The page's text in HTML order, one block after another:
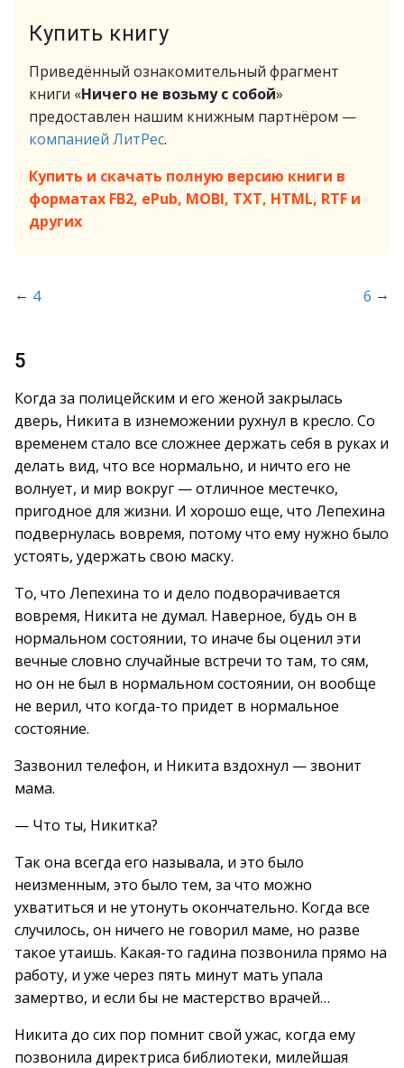
Купить книгу
Приведённый ознакомительный фрагмент
книги «Ничего не возьму с собой»
предоставлен нашим книжным партнёром —
компанией ЛитРес.
Купить и скачать полную версию книги в
форматах FB2, ePub, MOBI, TXT, HTML, RTF и
других
← 4 6 →
5
Когда за полицейским и его женой закрылась
дверь, Никита в изнеможении рухнул в кресло. Со
временем стало все сложнее держать себя в руках и
делать вид, что все нормально, и ничто его не
волнует, и мир вокруг — отличное местечко,
пригодное для жизни. И хорошо еще, что Лепехина
подвернулась вовремя, потому что ему нужно было
устоять, удержать свою маску.
То, что Лепехина то и дело подворачивается
вовремя, Никита не думал. Наверное, будь он в
нормальном состоянии, то иначе бы оценил эти
вечные словно случайные встречи то там, то сям,
но он не был в нормальном состоянии, он вообще
не верил, что когда-то придет в нормальное
состояние.
Зазвонил телефон, и Никита вздохнул — звонит
мама.
— Что ты, Никитка?
Так она всегда его называла, и это было
неизменным, это было тем, за что можно
ухватиться и не утонуть окончательно. Когда все
случилось, он ничего не говорил маме, но разве
такое утаишь. Какая-то гадина позвонила прямо на
работу, и уже через пять минут мать упала
замертво, и если бы не мастерство врачей…
Никита до сих пор помнит свой ужас, когда ему
позвонила директриса библиотеки, милейшая